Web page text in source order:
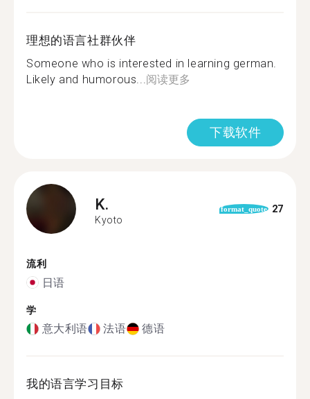
理想的语言社群伙伴
Someone who is interested in learning german.
Likely and humorous...阅读更多
下载软件
K.
Kyoto
format_quote 27
流利
日语
学
意大利语 法语 德语
我的语言学习目标